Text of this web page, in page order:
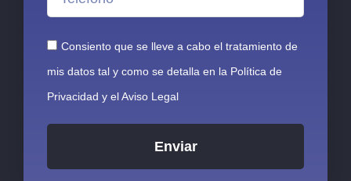
Consiento que se lleve a cabo el tratamiento de
mis datos tal y como se detalla en la Política de
Privacidad y elAviso Legal
Enviar